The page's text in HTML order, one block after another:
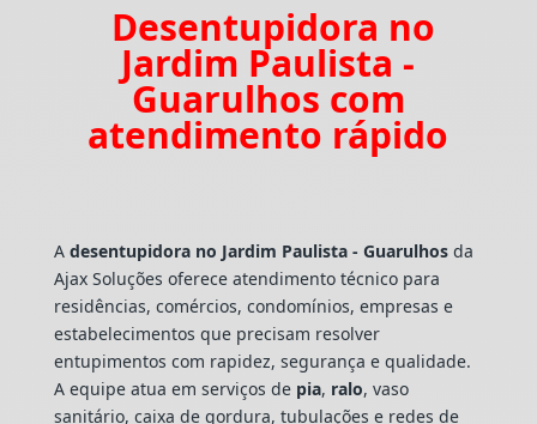
Desentupidora no
Jardim Paulista -
Guarulhos com
atendimento rápido
A desentupidora no Jardim Paulista - Guarulhosda
Ajax Soluções oferece atendimento técnico para
residências, comércios, condomínios, empresas e
estabelecimentos que precisam resolver
entupimentos com rapidez, segurança e qualidade.
A equipe atua em serviços de pia, ralo, vaso
sanitário, caixa de gordura, tubulações e redes de